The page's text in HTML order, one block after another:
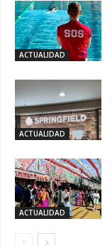
ACTUALIDAD
ACTUALIDAD
ACTUALIDAD